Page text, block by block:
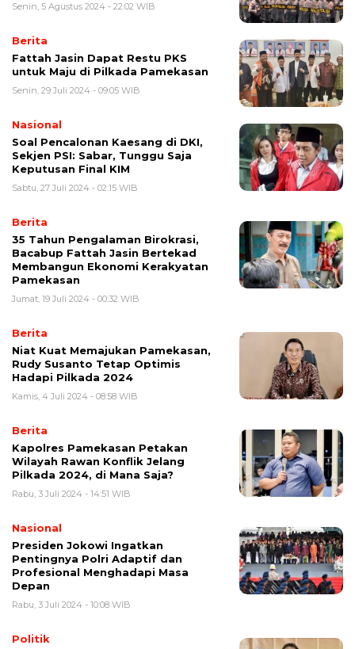
Senin, 5 Agustus 2024 - 22:02 WIB
Berita
Fattah Jasin Dapat Restu PKS
untuk Maju di Pilkada Pamekasan
Senin, 29 Juli 2024 - 09:05 WIB
Nasional
Soal Pencalonan Kaesang di DKI,
Sekjen PSI: Sabar, Tunggu Saja
Keputusan Final KIM
Sabtu, 27 Juli 2024 - 02:15 WIB
Berita
35 Tahun Pengalaman Birokrasi,
Bacabup Fattah Jasin Bertekad
Membangun Ekonomi Kerakyatan
Pamekasan
Jumat, 19 Juli 2024 - 00:32 WIB
Berita
Niat Kuat Memajukan Pamekasan,
Rudy Susanto Tetap Optimis
Hadapi Pilkada 2024
Kamis, 4 Juli 2024 - 08:58 WIB
Berita
Kapolres Pamekasan Petakan
Wilayah Rawan Konflik Jelang
Pilkada 2024, di Mana Saja?
Rabu, 3 Juli 2024 - 14:51 WIB
Nasional
Presiden Jokowi Ingatkan
Pentingnya Polri Adaptif dan
Profesional Menghadapi Masa
Depan
Rabu, 3 Juli 2024 - 10:08 WIB
Politik